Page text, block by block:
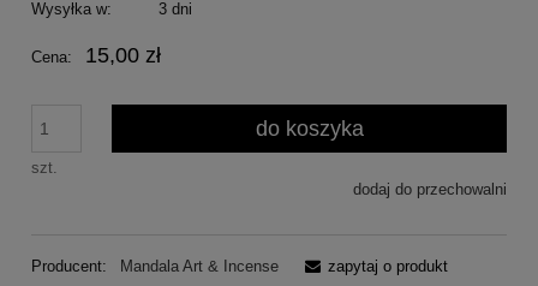
Wysyłka w:
3 dni
Cena: 15,00 zł
szt.
do koszyka
dodaj do przechowalni
Producent:
Mandala Art & Incense
zapytaj o produkt